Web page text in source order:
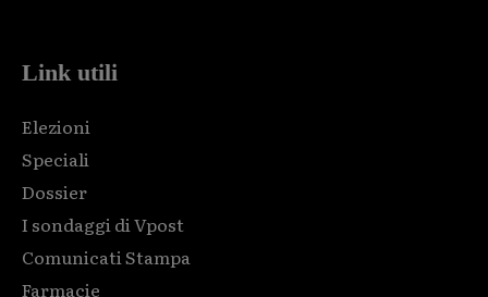
Link utili
Elezioni
Speciali
Dossier
I sondaggi di Vpost
Comunicati Stampa
Farmacie